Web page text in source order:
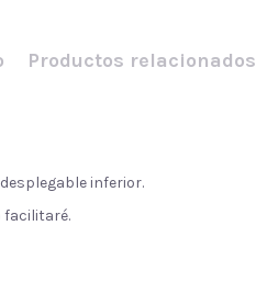
Productos relacionados
inferior.
facilitaré.